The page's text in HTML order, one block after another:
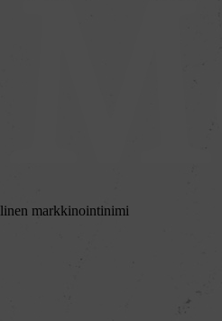
markkinointinimi